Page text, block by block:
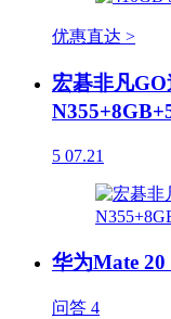
优惠直达 >
宏碁非凡
5 07.21
华为Mate
问答 4